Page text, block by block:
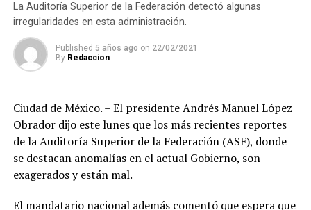
La Auditoría Superior de la Federación detectó algunas
irregularidades en esta administración.
Published 5 años ago on 22/02/2021
By Redaccion
Ciudad de México. – El presidente Andrés Manuel López
Obrador dijo este lunes que los más recientes reportes
de la Auditoría Superior de la Federación (ASF), donde
se destacan anomalías en el actual Gobierno, son
exagerados y están mal.
El mandatario nacional además comentó que espera que